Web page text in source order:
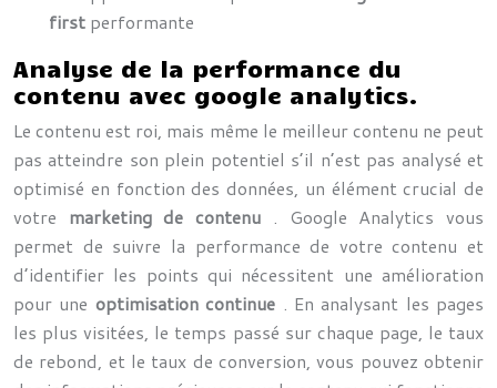
first performante
Analyse de la performance du
contenu avec google analytics.
Le contenu est roi, mais même le meilleur contenu ne peut
pas atteindre son plein potentiel s’il n’est pas analysé et
optimisé en fonction des données, un élément crucial de
votre marketing de contenu . Google Analytics vous
permet de suivre la performance de votre contenu et
d’identifier les points qui nécessitent une amélioration
pour une optimisation continue . En analysant les pages
les plus visitées, le temps passé sur chaque page, le taux
de rebond, et le taux de conversion, vous pouvez obtenir